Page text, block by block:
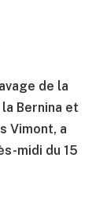
de la
Bernina et
Vimont, a
midi du 15